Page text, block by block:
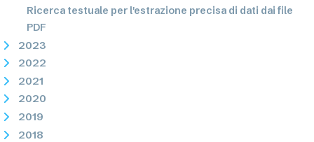
Ricerca testuale per l'estrazione precisa di dati dai file
PDF
2023
2022
2021
2020
2019
2018